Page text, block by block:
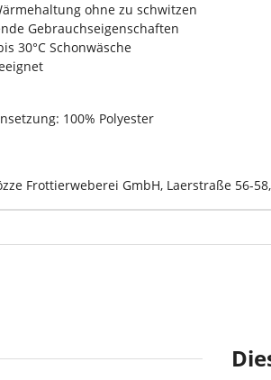
ohne zu schwitzen
Gebrauchseigenschaften
30°C Schonwäsche
100% Polyester
Frottierweberei GmbH, Laerstraße 56-